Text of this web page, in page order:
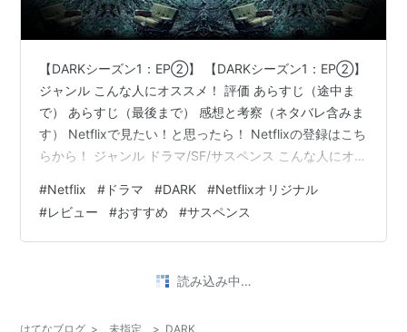
【DARKシーズン1：EP②】 【DARKシーズン1：EP②】
ジャンル こんな人にオススメ！ 評価 あらすじ（途中ま
で） あらすじ（最後まで） 感想と考察（ネタバレ含みま
す） Netflixで見たい！と思ったら！ Netflixの登録はこち
らから！ ジャンル ドラマ/SF/サスペンス こんな人にオス
き！ まさかのタイムスリップ系！？ 評価
★★★★★☆☆登場人物の不可解な行動が謎を加速させ
る。ホテルを訪れたフードの男、目が焼かれた少年の遺
る、片時も目を離せないエピソードです！面白くなって
#Netflix # ドラマ #DARK #Netflixオリジナル
#レビュー #おすすめ #サスペンス
読み込み中…
はてなブログ > 未指定 > DARK